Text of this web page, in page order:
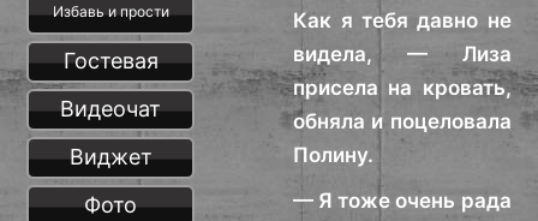
Как я тебя давно не
видела, — Лиза
присела на кровать,
обняла и поцеловала
Полину.
— Я тоже очень рада
Избавь и прости
Гостевая
Видеочат
Виджет
Фото